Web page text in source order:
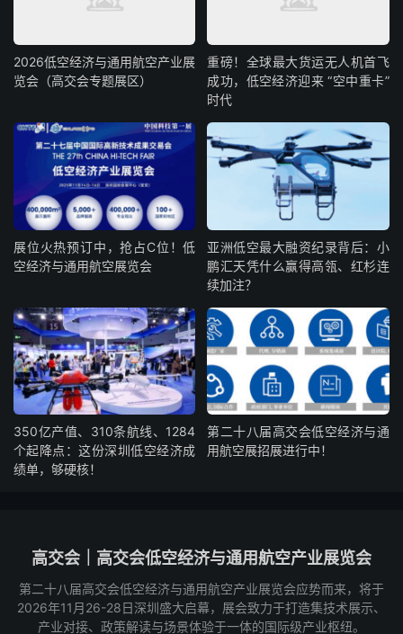
2026低空经济与通用航空产业展
览会（高交会专题展区）
重磅！全球最大货运无人机首飞
成功，低空经济迎来 “空中重卡”
时代
展位火热预订中，抢占C位！低
空经济与通用航空展览会
亚洲低空最大融资纪录背后：小
鹏汇天凭什么赢得高瓴、红杉连
续加注？
350亿产值、310条航线、1284
个起降点：这份深圳低空经济成
绩单，够硬核！
第二十八届高交会低空经济与通
用航空展招展进行中！
高交会｜高交会低空经济与通用航空产业展览会
第二十八届高交会低空经济与通用航空产业展览会应势而来，将于
2026年11月26-28日深圳盛大启幕，展会致力于打造集技术展示、
产业对接、政策解读与场景体验于一体的国际级产业枢纽。